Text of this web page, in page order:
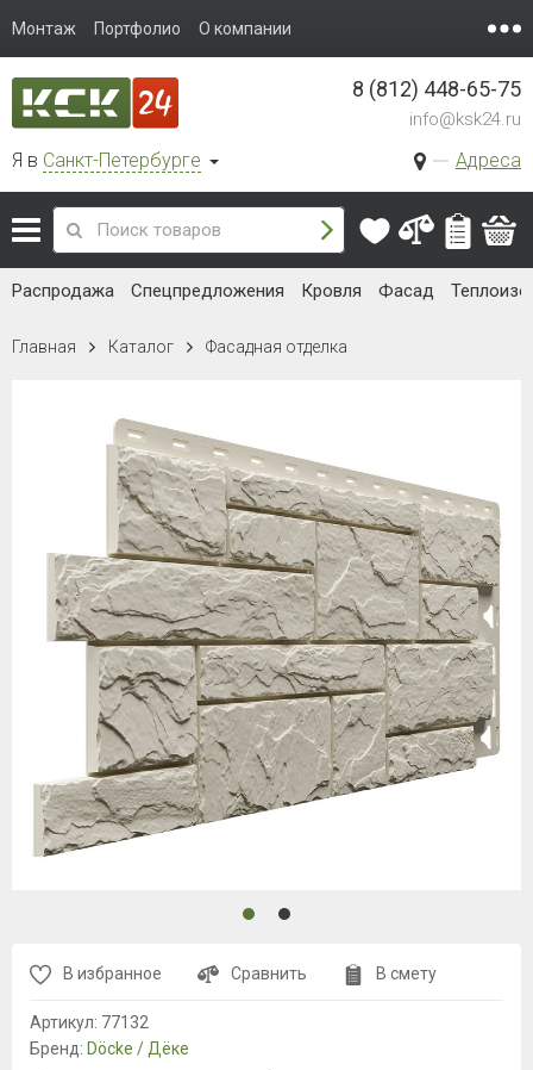
Монтаж Портфолио О компании
Я в Санкт-Петербурге Адреса
8 (812) 448-65-75
info@ksk24.ru
Распродажа Спецпредложения Кровля Фасад
Главная Каталог Фасадная отделка
В избранное Сравнить В смету
Артикул: 77132
Бренд: Döcke / Дёке